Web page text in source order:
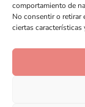
comportamiento de
No consentir o retirar
ciertas características